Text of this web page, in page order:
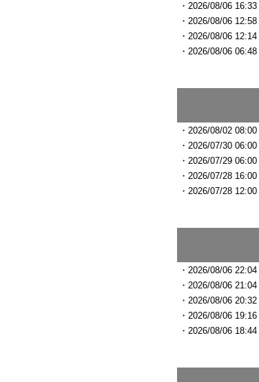
・2026/08/06 16:33
・2026/08/06 12:58
・2026/08/06 12:14
・2026/08/06 06:48
・2026/08/02 08:00
・2026/07/30 06:00
・2026/07/29 06:00
・2026/07/28 16:00
・2026/07/28 12:00
・2026/08/06 22:04
・2026/08/06 21:04
・2026/08/06 20:32
・2026/08/06 19:16
・2026/08/06 18:44